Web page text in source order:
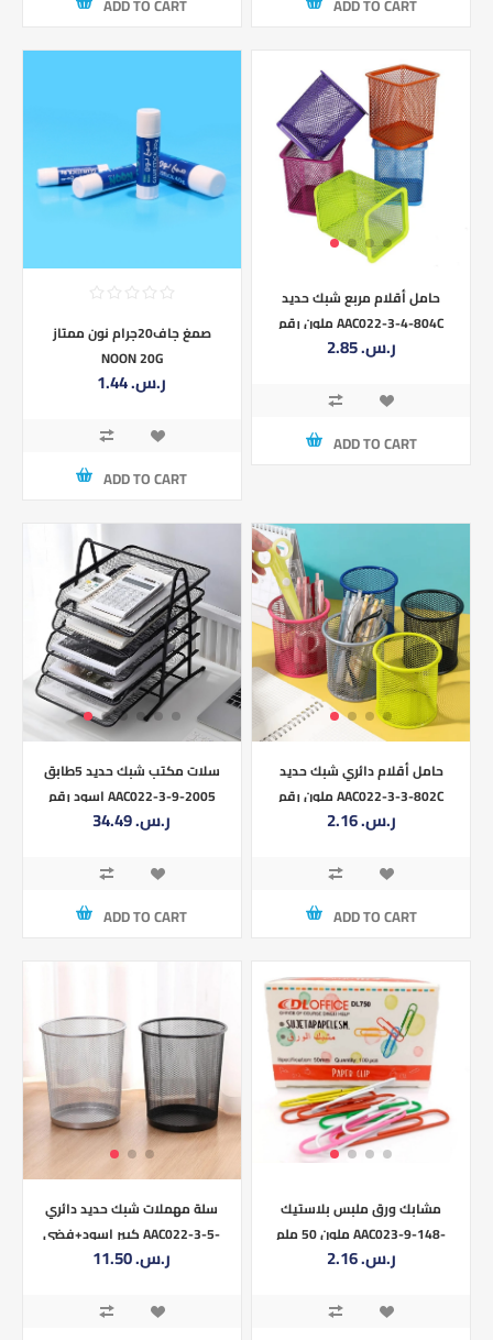
ADD TO CART ADD TO CART
صمغ جاف20جرام نون ممتاز
NOON 20G
1.44 ر.س.‏
ADD TO CART
حامل أقلام مربع شبك حديد
ملون رقم AAC022-3-4-804C
2.85 ر.س.‏
ADD TO CART
سلات مكتب شبك حديد 5طابق
اسود رقم AAC022-3-9-2005
34.49 ر.س.‏
ADD TO CART
حامل أقلام دائري شبك حديد
ملون رقم AAC022-3-3-802C
2.16 ر.س.‏
ADD TO CART
سلة مهملات شبك حديد دائري
كبير اسود+فضي AAC022-3-5-
500111.50 ر.س.‏
مشابك ورق ملبس بلاستيك
ملون 50 ملم AAC023-9-148-
DL750 -50MM
2.16 ر.س.‏